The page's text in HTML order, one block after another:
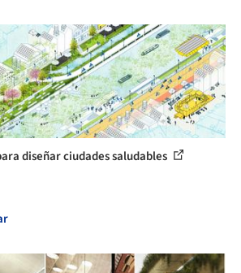
diseñar ciudades saludables